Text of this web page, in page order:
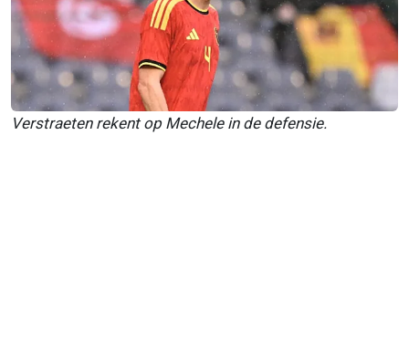
Verstraeten rekent op Mechele in de defensie.